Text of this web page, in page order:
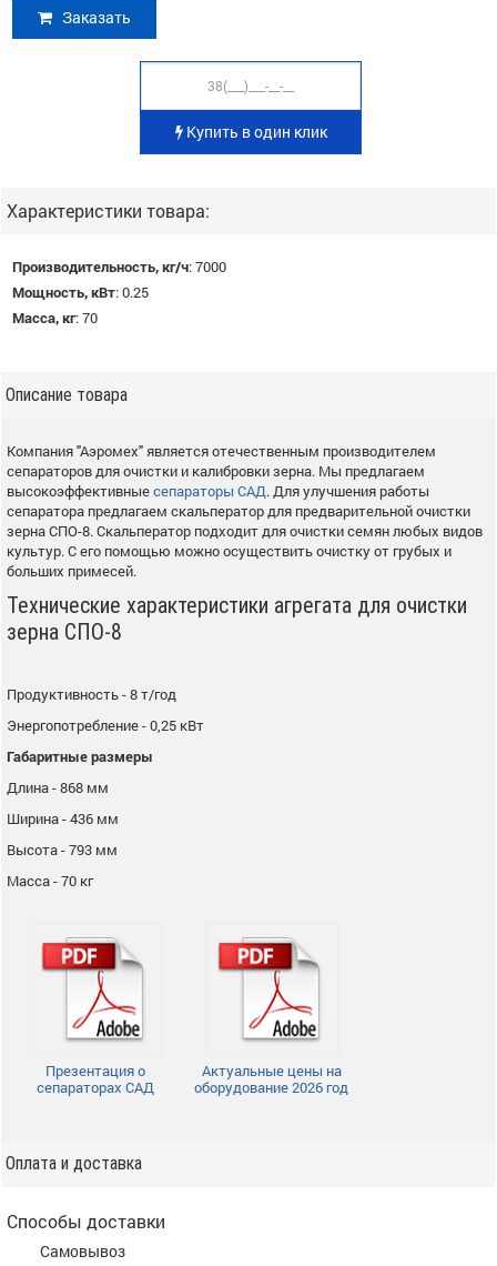
Заказать
Купить в один клик
Характеристики товара:
Производительность, кг/ч:7000
Мощность, кВт:0.25
Масса, кг:70
Описание товара
Компания "Аэромех" является отечественным производителем
сепараторов для очистки и калибровки зерна. Мы предлагаем
высокоэффективныесепараторы САД. Для улучшения работы
сепаратора предлагаем скальператор для предварительной очистки
зерна СПО-8. Скальператор подходит для очистки семян любых видов
культур. С его помощью можно осуществить очистку от грубых и
больших примесей.
Технические характеристики агрегата для очистки
зерна СПО-8
Продуктивность - 8 т/год
Энергопотребление - 0,25 кВт
Габаритные размеры
Длина - 868 мм
Ширина - 436 мм
Высота - 793 мм
Масса - 70 кг
Презентация о
сепараторах САД
Актуальные цены на
оборудование 2026 год
Оплата и доставка
Способы доставки
Самовывоз